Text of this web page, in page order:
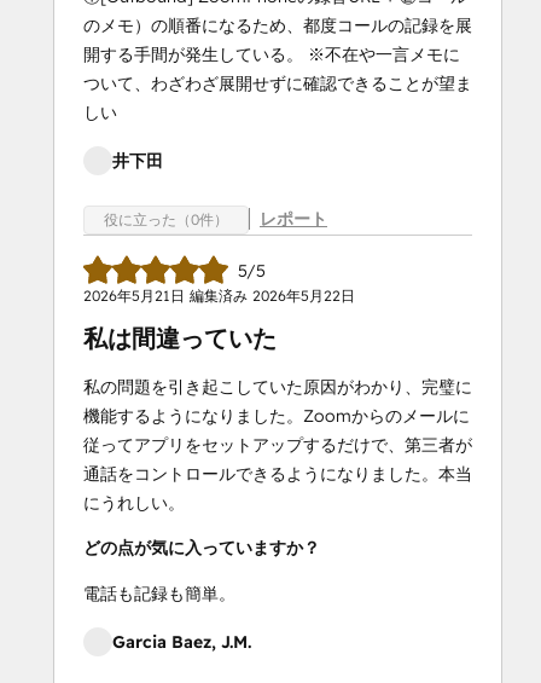
のメモ）の順番になるため、都度コールの記録を展
開する手間が発生している。 ※不在や一言メモに
ついて、わざわざ展開せずに確認できることが望ま
しい
井下田
役に立った（0件） レポート
5/5
2026年5月21日 編集済み 2026年5月22日
私は間違っていた
私の問題を引き起こしていた原因がわかり、完璧に
機能するようになりました。Zoomからのメールに
従ってアプリをセットアップするだけで、第三者が
通話をコントロールできるようになりました。本当
にうれしい。
どの点が気に入っていますか？
電話も記録も簡単。
Garcia Baez, J.M.